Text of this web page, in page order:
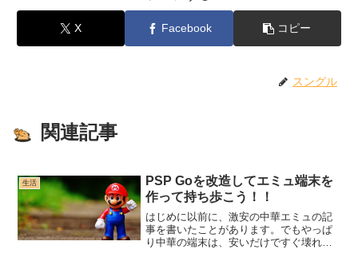
X Facebook コピー
スングル
関連記事
生活
PSP Goを改造してエミュ端末を
作って持ち歩こう！！
はじめに以前に、激安の中華エミュの記
事を書いたことがあります。でもやっぱ
り中華の端末は、安いだけですぐ壊れた